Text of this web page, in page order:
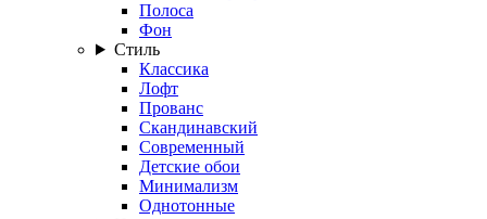
Полоса
Фон
Стиль
Классика
Лофт
Прованс
Скандинавский
Современный
Детские обои
Минимализм
Однотонные